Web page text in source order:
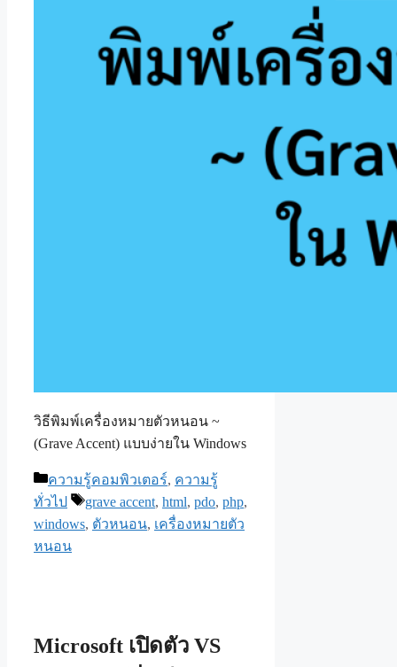
วิธีพิมพ์เครื่องหมายตัวหนอน ~
(Grave Accent) แบบง่ายใน Windows
Categories
ความรู้คอมพิวเตอร์, ความรู้
ทั่วไป
Tags
grave accent, html, pdo, php,
windows, ตัวหนอน, เครื่องหมายตัว
หนอน
Microsoft เปิดตัว VS